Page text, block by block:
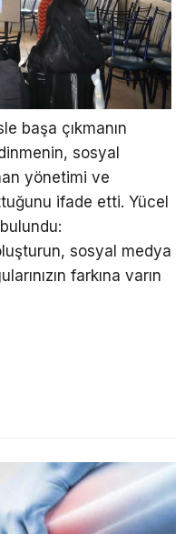
başa çıkmanın
sosyal
yönetimi ve
ifade etti. Yücel
sosyal medya
farkına varın